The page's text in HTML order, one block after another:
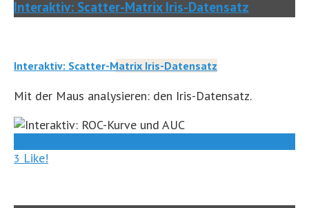
Interaktiv: Scatter-Matrix Iris-Datensatz
Interaktiv: Scatter-Matrix Iris-Datensatz
Mit der Maus analysieren: den Iris-Datensatz.
3 Like!